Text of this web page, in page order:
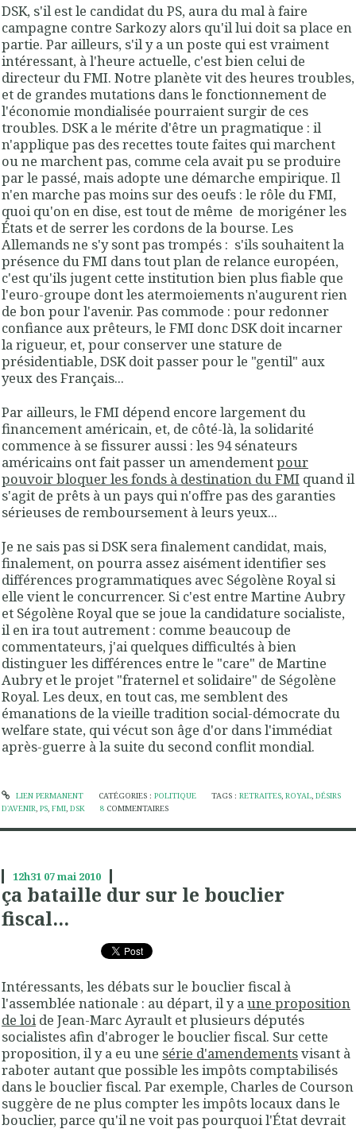
DSK, s'il est le candidat du PS, aura du mal à faire
campagne contre Sarkozy alors qu'il lui doit sa place en
partie. Par ailleurs, s'il y a un poste qui est vraiment
intéressant, à l'heure actuelle, c'est bien celui de
directeur du FMI. Notre planète vit des heures troubles,
et de grandes mutations dans le fonctionnement de
l'économie mondialisée pourraient surgir de ces
troubles. DSK a le mérite d'être un pragmatique : il
n'applique pas des recettes toute faites qui marchent
ou ne marchent pas, comme cela avait pu se produire
par le passé, mais adopte une démarche empirique. Il
n'en marche pas moins sur des oeufs : le rôle du FMI,
quoi qu'on en dise, est tout de même de morigéner les
États et de serrer les cordons de la bourse. Les
Allemands ne s'y sont pas trompés : s'ils souhaitent la
présence du FMI dans tout plan de relance européen,
c'est qu'ils jugent cette institution bien plus fiable que
l'euro-groupe dont les atermoiements n'augurent rien
de bon pour l'avenir. Pas commode : pour redonner
confiance aux prêteurs, le FMI donc DSK doit incarner
la rigueur, et, pour conserver une stature de
présidentiable, DSK doit passer pour le "gentil" aux
yeux des Français...
Par ailleurs, le FMI dépend encore largement du
financement américain, et, de côté-là, la solidarité
commence à se fissurer aussi : les 94 sénateurs
américains ont fait passer un amendementpour
pouvoir bloquer les fonds à destination du FMI quand il
s'agit de prêts à un pays qui n'offre pas des garanties
sérieuses de remboursement à leurs yeux...
Je ne sais pas si DSK sera finalement candidat, mais,
finalement, on pourra assez aisément identifier ses
différences programmatiques avec Ségolène Royal si
elle vient le concurrencer. Si c'est entre Martine Aubry
et Ségolène Royal que se joue la candidature socialiste,
il en ira tout autrement : comme beaucoup de
commentateurs, j'ai quelques difficultés à bien
distinguer les différences entre le "care" de Martine
Aubry et le projet "fraternel et solidaire" de Ségolène
Royal. Les deux, en tout cas, me semblent des
émanations de la vieille tradition social-démocrate du
welfare state, qui vécut son âge d'or dans l'immédiat
après-guerre à la suite du second conflit mondial.
LIEN PERMANENT CATÉGORIES : POLITIQUE TAGS :RETRAITES ,ROYAL ,DÉSIRS
D'AVENIR PS FMI DSK 8 COMMENTAIRES
12h31 07mai 2010
ça bataille dur sur le bouclier
fiscal...
Intéressants, les débats sur le bouclier fiscal à
l'assemblée nationale : au départ, il y aune proposition
de loide Jean-Marc Ayrault et plusieurs députés
socialistes afin d'abroger le bouclier fiscal. Sur cette
proposition, il y a eu une série d'amendementsvisant à
raboter autant que possible les impôts comptabilisés
dans le bouclier fiscal. Par exemple, Charles de Courson
suggère de ne plus compter les impôts locaux dans le
bouclier, parce qu'il ne voit pas pourquoi l'État devrait